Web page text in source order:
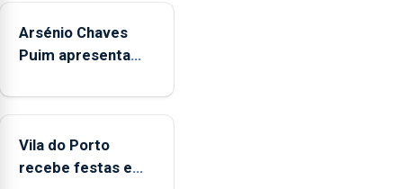
durante
o
de
entre
as
Arsénio Chaves
Puim apresenta
de Vila do Porto
Vila do Porto
recebe festas em